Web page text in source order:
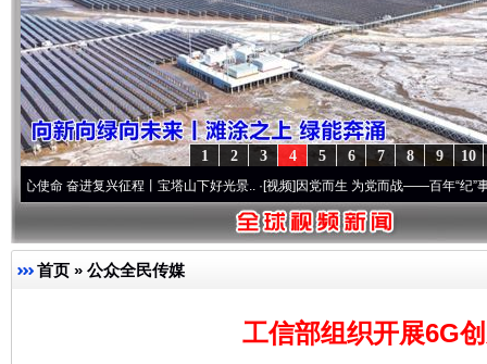
10
9
8
7
6
5
4
3
2
1
进复兴征程丨宝塔山下好光景..·[视频]因党而生 为党而战——百年“纪”事⑧加强纪
首页 » 公众全民传媒
工信部组织开展6G